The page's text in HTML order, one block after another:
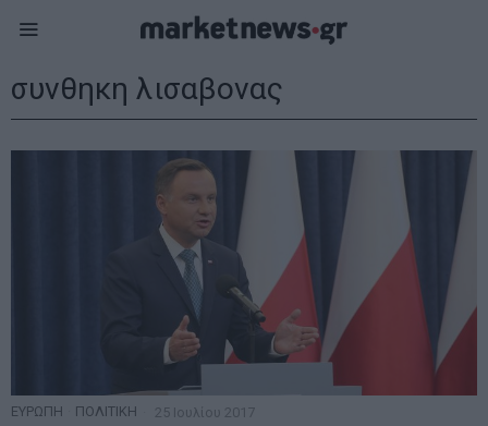
συνθηκη λισαβονας
ΕΥΡΩΠΗ ΠΟΛΙΤΙΚΗ 25 Ιουλίου 2017